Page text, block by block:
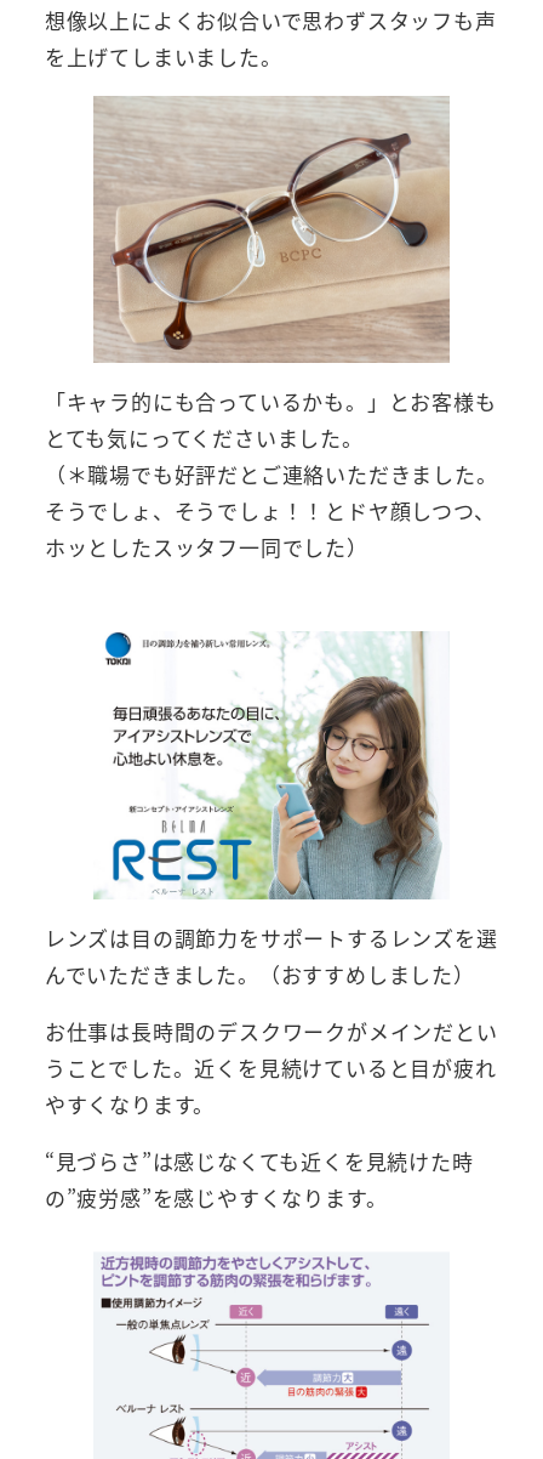
想像以上によくお似合いで思わずスタッフも声
を上げてしまいました。
「キャラ的にも合っているかも。」とお客様も
とても気にってくださいました。
（＊職場でも好評だとご連絡いただきました。
そうでしょ、そうでしょ！！とドヤ顔しつつ、
ホッとしたスッタフ一同でした）
レンズは目の調節力をサポートするレンズを選
んでいただきました。（おすすめしました）
お仕事は長時間のデスクワークがメインだとい
うことでした。近くを見続けていると目が疲れ
やすくなります。
“見づらさ”は感じなくても近くを見続けた時
の”疲労感”を感じやすくなります。